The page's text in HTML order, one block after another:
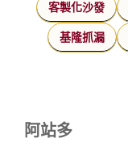
客製化沙發
基隆抓漏
阿站多